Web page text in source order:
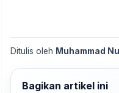
Ditulis oleh Muhammad
Bagikan artikel ini